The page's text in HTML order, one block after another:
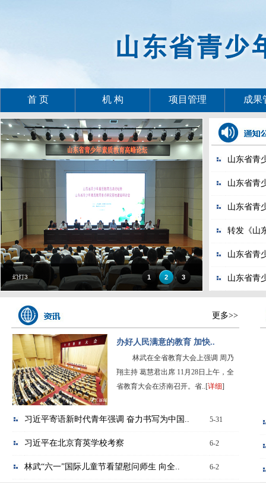
首 页 机 构 项目管理 成果
幻灯3 1 2 3
山东省青
山东省青
山东省青
转发《山
山东省青
山东省青
更多>>
办好人民满意的教育 加快..
林武在全省教育大会上强调 周乃
翔主持 葛慧君出席 11月28日上午，全
省教育大会在济南召开。省..[详细]
习近平寄语新时代青年强调 奋力书写为中国.. 5-31
习近平在北京育英学校考察 6-2
林武“六一”国际儿童节看望慰问师生 向全.. 6-2